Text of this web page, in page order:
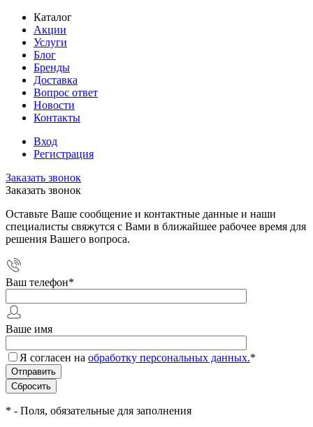
Каталог
Акции
Услуги
Блог
Бренды
Доставка
Вопрос ответ
Новости
Контакты
Вход
Регистрация
Заказать звонок
Заказать звонок
Оставьте Ваше сообщение и контактные данные и наши
специалисты свяжутся с Вами в ближайшее рабочее время для
решения Вашего вопроса.
Ваш телефон*
Ваше имя
Я согласен на обработку персональных данных.*
* - Поля, обязательные для заполнения